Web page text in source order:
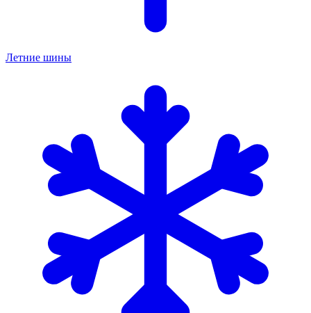
Летние шины